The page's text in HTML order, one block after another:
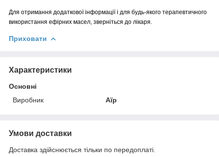
Для отримання додаткової інформації і для будь-якого терапевтичного
використання ефірних масел, зверніться до лікаря.
Приховати
Характеристики
Основні
Виробник
Аїр
Умови доставки
Доставка здійснюється тільки по передоплаті.